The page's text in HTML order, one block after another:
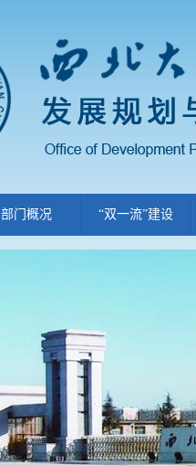
部门概况 “双一流”建设